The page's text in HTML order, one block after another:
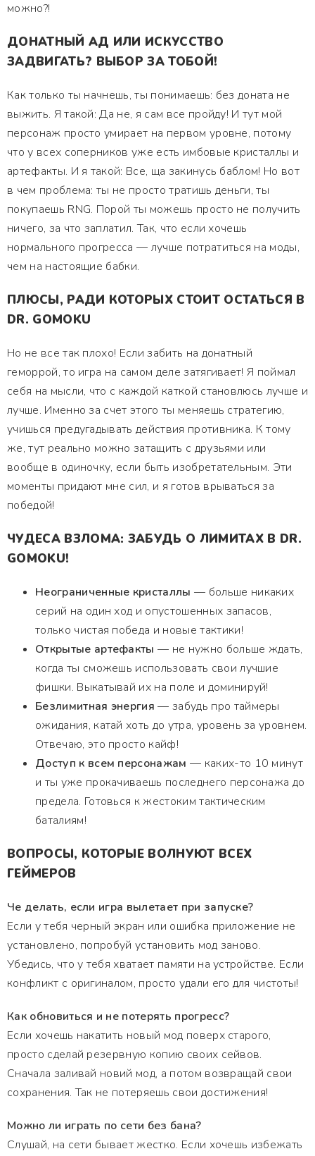
можно?!
ДОНАТНЫЙ АД ИЛИ ИСКУССТВО
ЗАДВИГАТЬ? ВЫБОР ЗА ТОБОЙ!
Как только ты начнешь, ты понимаешь: без доната не
выжить. Я такой: Да не, я сам все пройду! И тут мой
персонаж просто умирает на первом уровне, потому
что у всех соперников уже есть имбовые кристаллы и
артефакты. И я такой: Все, ща закинусь баблом! Но вот
в чем проблема: ты не просто тратишь деньги, ты
покупаешь RNG. Порой ты можешь просто не получить
ничего, за что заплатил. Так, что если хочешь
нормального прогресса — лучше потратиться на моды,
чем на настоящие бабки.
ПЛЮСЫ, РАДИ КОТОРЫХ СТОИТ ОСТАТЬСЯ В
DR. GOMOKU
Но не все так плохо! Если забить на донатный
геморрой, то игра на самом деле затягивает! Я поймал
себя на мысли, что с каждой каткой становлюсь лучше и
лучше. Именно за счет этого ты меняешь стратегию,
учишься предугадывать действия противника. К тому
же, тут реально можно затащить с друзьями или
вообще в одиночку, если быть изобретательным. Эти
моменты придают мне сил, и я готов врываться за
победой!
ЧУДЕСА ВЗЛОМА: ЗАБУДЬ О ЛИМИТАХ В DR.
GOMOKU!
Неограниченные кристаллы — больше никаких
серий на один ход и опустошенных запасов,
только чистая победа и новые тактики!
Открытые артефакты — не нужно больше ждать,
когда ты сможешь использовать свои лучшие
фишки. Выкатывай их на поле и доминируй!
Безлимитная энергия — забудь про таймеры
ожидания, катай хоть до утра, уровень за уровнем.
Отвечаю, это просто кайф!
Доступ к всем персонажам — каких-то 10 минут
и ты уже прокачиваешь последнего персонажа до
предела. Готовься к жестоким тактическим
баталиям!
ВОПРОСЫ, КОТОРЫЕ ВОЛНУЮТ ВСЕХ
ГЕЙМЕРОВ
Че делать, если игра вылетает при запуске?
Если у тебя черный экран или ошибка приложение не
установлено, попробуй установить мод заново.
Убедись, что у тебя хватает памяти на устройстве. Если
конфликт с оригиналом, просто удали его для чистоты!
Как обновиться и не потерять прогресс?
Если хочешь накатить новый мод поверх старого,
просто сделай резервную копию своих сейвов.
Сначала заливай новий мод, а потом возвращай свои
сохранения. Так не потеряешь свои достижения!
Можно ли играть по сети без бана?
Слушай, на сети бывает жестко. Если хочешь избежать